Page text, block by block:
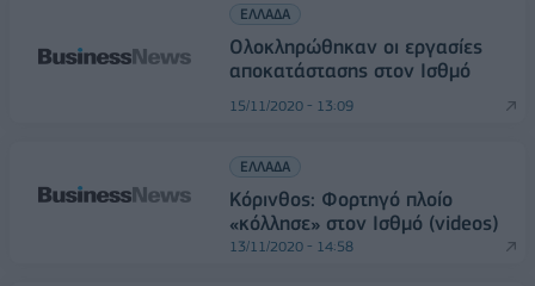
ΕΛΛΑΔΑ
Ολοκληρώθηκαν οι εργασίες
αποκατάστασης στον Ισθμό
15/11/2020 - 13:09
ΕΛΛΑΔΑ
Κόρινθος: Φορτηγό πλοίο
«κόλλησε» στον Ισθμό (videos)
13/11/2020 - 14:58